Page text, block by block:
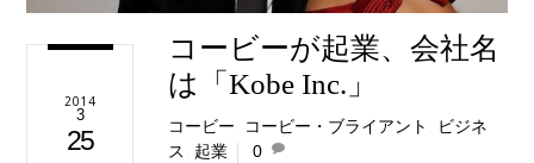
2014
3
25
コービーが起業、会社名
は「Kobe Inc.」
コービー コービー・ブライアント
ビジネ
ス
起業 0